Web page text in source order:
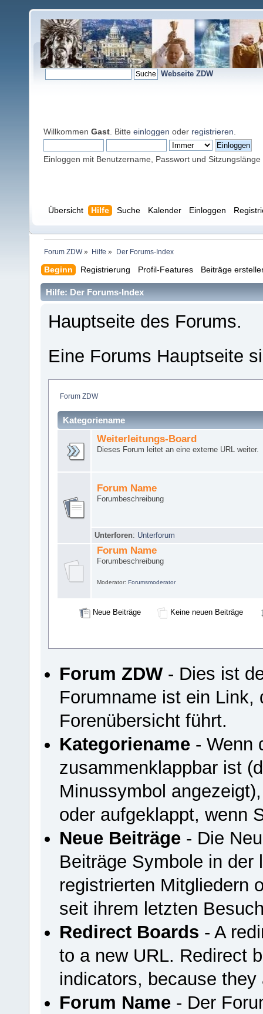
Webseite ZDW
Willkommen Gast . Bitte einloggen oder registrieren
Einloggen mit Benutzername, Passwort und Sitzungslänge
Übersicht Hilfe Suche Kalender Einloggen
Forum ZDW» Hilfe » Der Forums-Index
Beginn Registrierung Profil-Features Beiträge
Hilfe: Der Forums-Index
Hauptseite des Forums.
Eine Forums Hauptseite
Forum ZDW
Kategoriename
Weiterleitungs-Board
Dieses Forum leitet an eine externe URL weiter.
Forum Name
Forumbeschreibung
Unterforen: Unterforum
Forum Name
Forumbeschreibung
Moderator: Forumsmoderator
Neue Beiträge Keine neuen Beiträge
Forum ZDW- Dies ist
Forumname ist ein Link,
Forenübersicht führt.
Kategoriename- Wenn
zusammenklappbar ist
Minussymbol
oder aufgeklappt, wenn
Neue Beiträge- Die
Beiträge Symbole in der
registrierten Mitgliedern
seit ihrem letzten
Redirect Boards - A
to a new URL. Redirect
indicators, because
Forum Name- Der